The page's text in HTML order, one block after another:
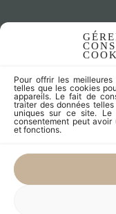
Pour offrir les
telles que les cookies
appareils. Le fait de
traiter des données
uniques sur ce site.
consentement peut
et fonctions.
Nos Produits
Articles zéro déchet
Fleurs séchées
Lampes
Meubles
Objets
Univers de l'enfant
Vaisselle